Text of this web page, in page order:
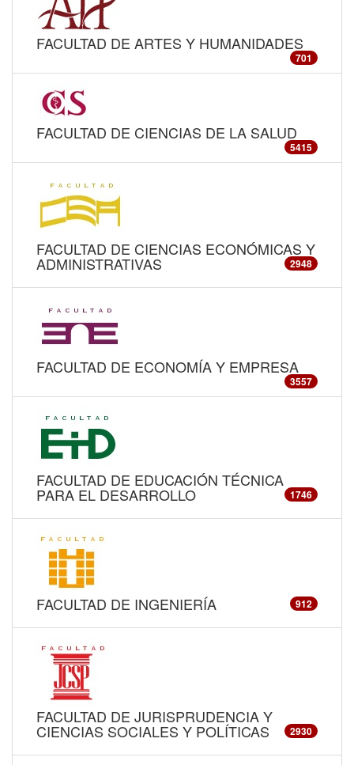
FACULTAD DE ARTES Y HUMANIDADES
701
FACULTAD DE CIENCIAS DE LA SALUD
5415
FACULTAD DE CIENCIAS ECONÓMICAS Y
ADMINISTRATIVAS 2948
FACULTAD DE ECONOMÍA Y EMPRESA
3557
FACULTAD DE EDUCACIÓN TÉCNICA
PARA EL DESARROLLO 1746
FACULTAD DE INGENIERÍA 912
FACULTAD DE JURISPRUDENCIA Y
CIENCIAS SOCIALES Y POLÍTICAS 2930